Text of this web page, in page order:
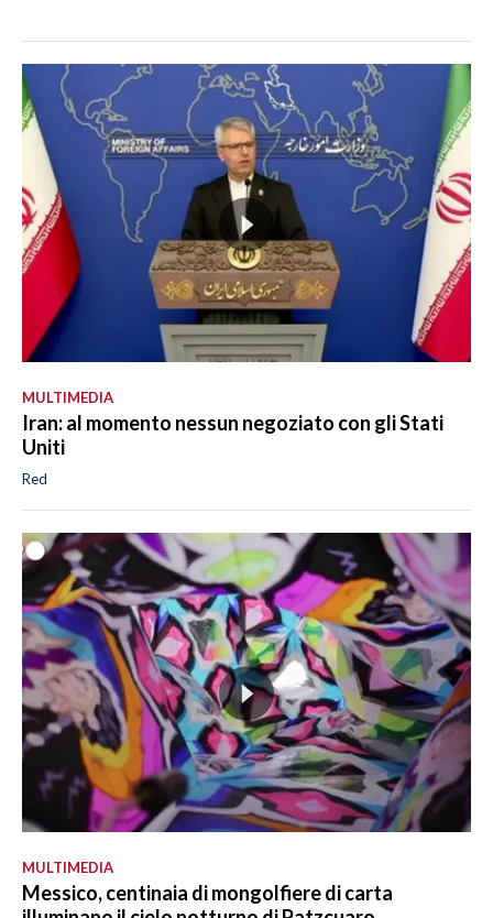
MULTIMEDIA
Iran: al momento nessun negoziato con gli Stati
Uniti
Red
MULTIMEDIA
Messico, centinaia di mongolfiere di carta